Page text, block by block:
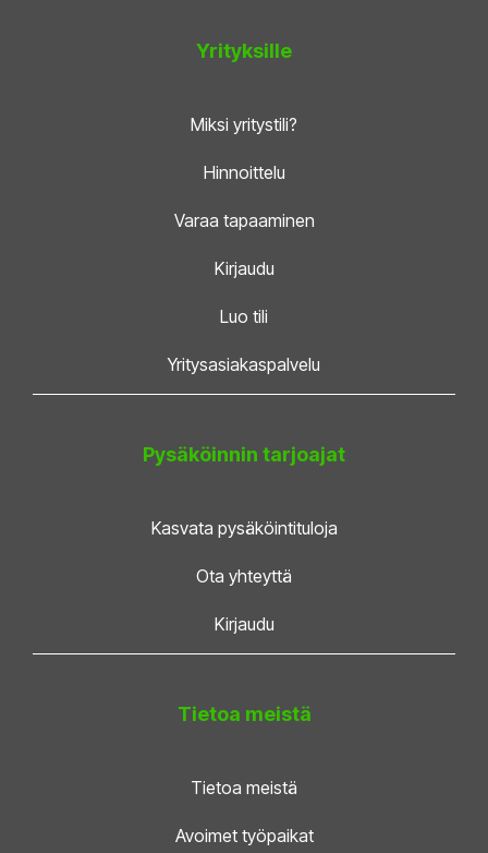
Yrityksille
Miksi yritystili?
Hinnoittelu
Varaa tapaaminen
Kirjaudu
Luo tili
Yritysasiakaspalvelu
Pysäköinnin tarjoajat
Kasvata pysäköintituloja
Ota yhteyttä
Kirjaudu
Tietoa meistä
Tietoa meistä
Avoimet työpaikat